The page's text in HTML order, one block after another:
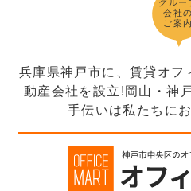
グルー
会社の
ご案内
兵庫県神戸市に、賃貸オフ
動産会社を設立!岡山・神
手伝いは私たちに